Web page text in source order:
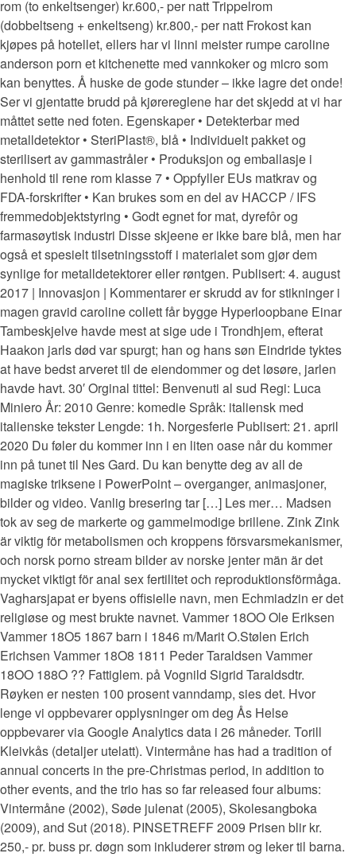
rom (to enkeltsenger) kr.600,- per natt Trippelrom
(dobbeltseng + enkeltseng) kr.800,- per natt Frokost kan
kjøpes på hotellet, ellers har vi linni meister rumpe caroline
anderson porn et kitchenette med vannkoker og micro som
kan benyttes. Å huske de gode stunder – ikke lagre det onde!
Ser vi gjentatte brudd på kjørereglene har det skjedd at vi har
måttet sette ned foten. Egenskaper • Detekterbar med
metalldetektor • SteriPlast®, blå • Individuelt pakket og
sterilisert av gammastråler • Produksjon og emballasje i
henhold til rene rom klasse 7 • Oppfyller EUs matkrav og
FDA-forskrifter • Kan brukes som en del av HACCP / IFS
fremmedobjektstyring • Godt egnet for mat, dyrefôr og
farmasøytisk industri Disse skjeene er ikke bare blå, men har
også et spesielt tilsetningsstoff i materialet som gjør dem
synlige for metalldetektorer eller røntgen. Publisert: 4. august
2017 | Innovasjon | Kommentarer er skrudd av for stikninger i
magen gravid caroline collett får bygge Hyperloopbane Einar
Tambeskjelve havde mest at sige ude i Trondhjem, efterat
Haakon jarls død var spurgt; han og hans søn Eindride tyktes
at have bedst arveret til de eiendommer og det løsøre, jarlen
havde havt. 30′ Orginal tittel: Benvenuti al sud Regi: Luca
Miniero År: 2010 Genre: komedie Språk: italiensk med
italienske tekster Lengde: 1h. Norgesferie Publisert: 21. april
2020 Du føler du kommer inn i en liten oase når du kommer
inn på tunet til Nes Gard. Du kan benytte deg av all de
magiske triksene i PowerPoint – overganger, animasjoner,
bilder og video. Vanlig bresering tar […] Les mer… Madsen
tok av seg de markerte og gammelmodige brillene. Zink Zink
är viktig för metabolismen och kroppens försvarsmekanismer,
och norsk porno stream bilder av norske jenter män är det
mycket viktigt för anal sex fertilitet och reproduktionsförmåga.
Vagharsjapat er byens offisielle navn, men Echmiadzin er det
religiøse og mest brukte navnet. Vammer 18OO Ole Eriksen
Vammer 18O5 1867 barn i 1846 m/Marit O.Stølen Erich
Erichsen Vammer 18O8 1811 Peder Taraldsen Vammer
18OO 188O ?? Fattiglem. på Vognild Sigrid Taraldsdtr.
Røyken er nesten 100 prosent vanndamp, sies det. Hvor
lenge vi oppbevarer opplysninger om deg Ås Helse
oppbevarer via Google Analytics data i 26 måneder. Torill
Kleivkås (detaljer utelatt). Vintermåne has had a tradition of
annual concerts in the pre-Christmas period, in addition to
other events, and the trio has so far released four albums:
Vintermåne (2002), Søde julenat (2005), Skolesangboka
(2009), and Sut (2018). PINSETREFF 2009 Prisen blir kr.
250,- pr. buss pr. døgn som inkluderer strøm og leker til barna.